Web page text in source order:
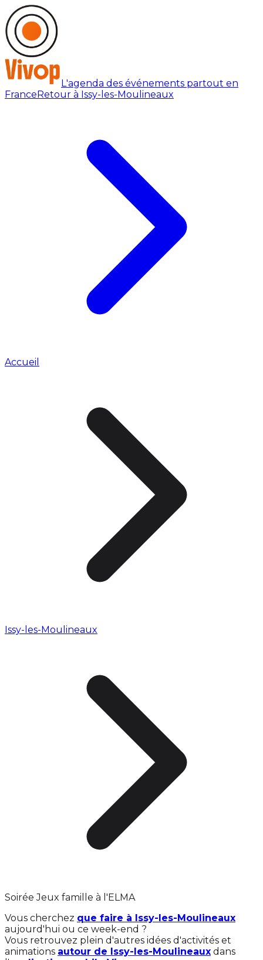
L'agenda des événements partout en
FranceRetour à Issy-les-Moulineaux
Accueil
Issy-les-Moulineaux
Soirée Jeux famille à l'ELMA
Vous cherchez que faire à Issy-les-Moulineaux
aujourd'hui ou ce week-end ?
Vous retrouvez plein d'autres idées d'activités et
animations autour de Issy-les-Moulineaux dans